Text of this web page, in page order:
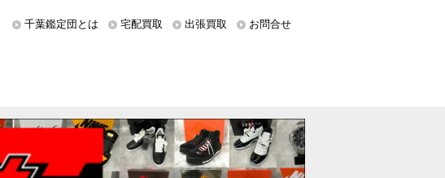
千葉鑑定団とは 宅配買取 出張買取 お問合せ